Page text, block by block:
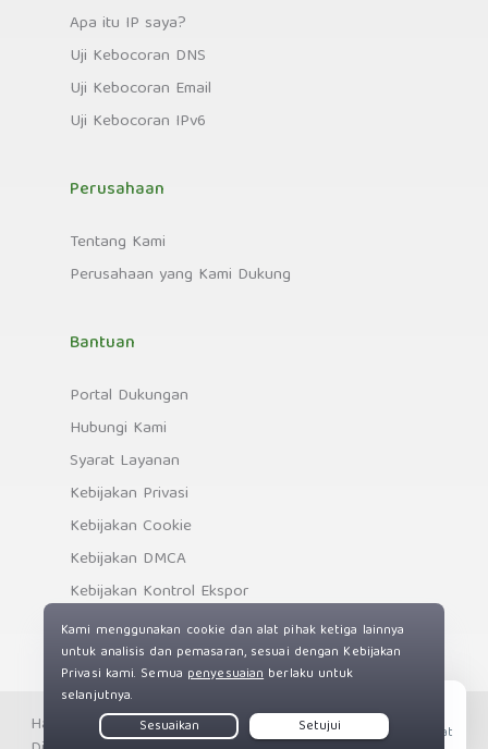
Apa itu IP saya?
Uji Kebocoran DNS
Uji Kebocoran Email
Uji Kebocoran IPv6
Perusahaan
Tentang Kami
Perusahaan yang Kami Dukung
Bantuan
Portal Dukungan
Hubungi Kami
Syarat Layanan
Kebijakan Privasi
Kebijakan Cookie
Kebijakan DMCA
Kebijakan Kontrol Ekspor
Hak cipta © Private Internet Access, Inc. Hak Cipta
Live Chat